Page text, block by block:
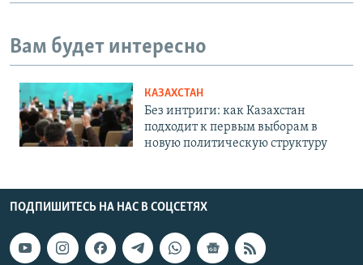
Вам будет интересно
КАЗАХСТАН
Без интриги: как Казахстан
подходит к первым выборам в
новую политическую структуру
ПОДПИШИТЕСЬ НА НАС В СОЦСЕТЯХ